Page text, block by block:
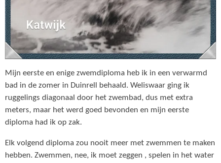
Mijn eerste en enige zwemdiploma heb ik in een verwarmd
bad in de zomer in Duinrell behaald. Weliswaar ging ik
ruggelings diagonaal door het zwembad, dus met extra
meters, maar het werd goed bevonden en mijn eerste
diploma had ik op zak.
Elk volgend diploma zou nooit meer met zwemmen te maken
hebben. Zwemmen, nee, ik moet zeggen , spelen in het water